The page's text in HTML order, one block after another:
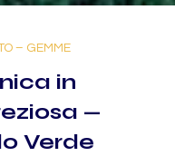
– GEMME
in
—